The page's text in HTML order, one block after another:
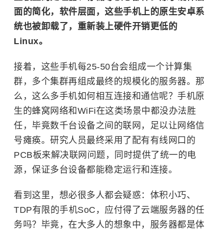
面的简化，软件层面，这些手机上的原生安卓系
统也被卸载了，重新装上硬件开销更低的
Linux。
接着，这些手机每25-50台会组成一个计算集
群，多个集群再组成最终的规模化的服务器。那
么，这么多手机如何相互连接和通信呢？手机原
生的蜂窝网络和WiFi在这类场景中都没办法胜
任，毕竟数千台设备之间的联网，足以让网络信
号瘫痪。研究人员最终采用了配有有线网口的
PCB板来解决联网问题，同时提供了统一的电
源，保证多台设备都能稳定运行和连接。
看到这里，想必很多人都会疑惑：体积小巧、
TDP有限的手机SoC，应付得了云端服务器的任
务吗？毕竟，在大多人的想象中，服务器都是体